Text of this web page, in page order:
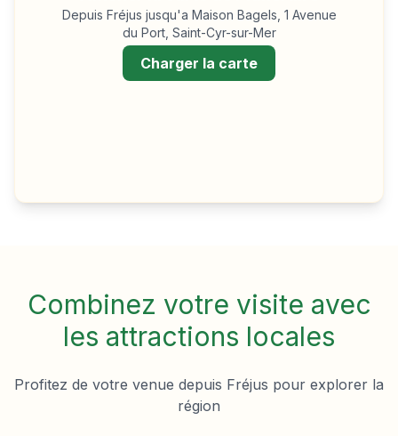
Depuis Fréjus jusqu'a Maison Bagels, 1 Avenue
du Port, Saint-Cyr-sur-Mer
Charger la carte
Combinez votre visite avec
les attractions locales
Profitez de votre venue depuis Fréjus pour explorer la
région